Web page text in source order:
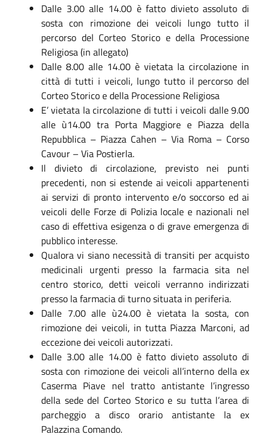
Dalle 3.00 alle 14.00 è fatto divieto assoluto di
sosta con rimozione dei veicoli lungo tutto il
percorso del Corteo Storico e della Processione
Religiosa (in allegato)
Dalle 8.00 alle 14.00 è vietata la circolazione in
città di tutti i veicoli, lungo tutto il percorso del
Corteo Storico e della Processione Religiosa
E’ vietata la circolazione di tutti i veicoli dalle 9.00
alle ù14.00 tra Porta Maggiore e Piazza della
Repubblica – Piazza Cahen – Via Roma – Corso
Cavour – Via Postierla.
Il divieto di circolazione, previsto nei punti
precedenti, non si estende ai veicoli appartenenti
ai servizi di pronto intervento e/o soccorso ed ai
veicoli delle Forze di Polizia locale e nazionali nel
caso di effettiva esigenza o di grave emergenza di
pubblico interesse.
Qualora vi siano necessità di transiti per acquisto
medicinali urgenti presso la farmacia sita nel
centro storico, detti veicoli verranno indirizzati
presso la farmacia di turno situata in periferia.
Dalle 7.00 alle ù24.00 è vietata la sosta, con
rimozione dei veicoli, in tutta Piazza Marconi, ad
eccezione dei veicoli autorizzati.
Dalle 3.00 alle 14.00 è fatto divieto assoluto di
sosta con rimozione dei veicoli all’interno della ex
Caserma Piave nel tratto antistante l’ingresso
della sede del Corteo Storico e su tutta l’area di
parcheggio a disco orario antistante la ex
Palazzina Comando.